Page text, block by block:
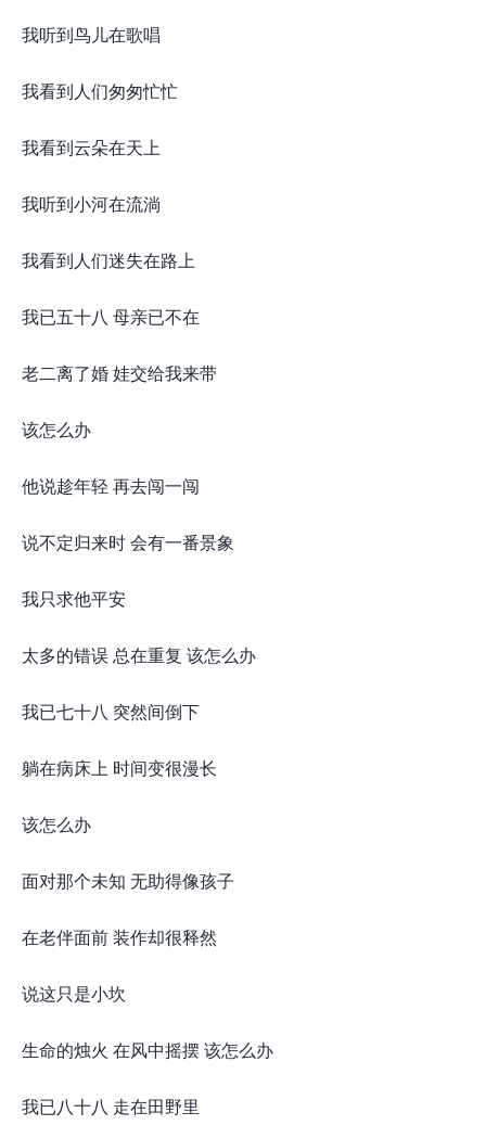
我听到鸟儿在歌唱
我看到人们匆匆忙忙
我看到云朵在天上
我听到小河在流淌
我看到人们迷失在路上
我已五十八 母亲已不在
老二离了婚 娃交给我来带
该怎么办
他说趁年轻 再去闯一闯
说不定归来时 会有一番景象
我只求他平安
太多的错误 总在重复 该怎么办
我已七十八 突然间倒下
躺在病床上 时间变很漫长
该怎么办
面对那个未知 无助得像孩子
在老伴面前 装作却很释然
说这只是小坎
生命的烛火 在风中摇摆 该怎么办
我已八十八 走在田野里